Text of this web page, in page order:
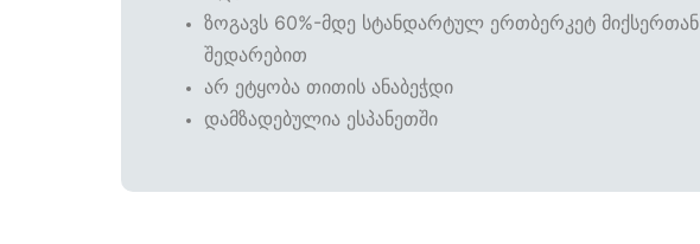
ზოგავს 60%-მდე სტანდარტულ ერთბერკეტ მიქსერთან
შედარებით
არ ეტყობა თითის ანაბეჭდი
დამზადებულია ესპანეთში